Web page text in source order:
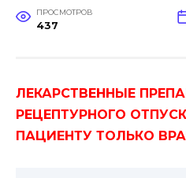
ПРОСМОТРОВ
437
ЛЕКАРСТВЕННЫЕ
РЕЦЕПТУРНОГО
ПАЦИЕНТУ ТОЛЬКО